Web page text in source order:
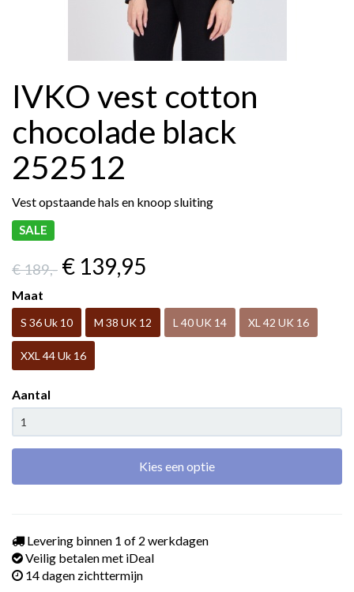
IVKO vest cotton
chocolade black
252512
Vest opstaande hals en knoop sluiting
SALE
€ 189,- € 139,95
Maat
S 36 Uk 10 M 38 UK 12 L 40 UK 14 XL 42 UK 16
XXL 44 Uk 16
Aantal
Kies een optie
Levering binnen 1 of 2 werkdagen
Veilig betalen met iDeal
14 dagen zichttermijn